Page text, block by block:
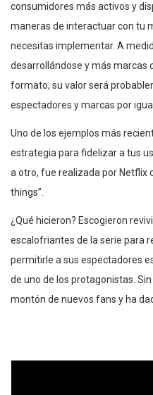
consumidores más activos y
maneras de interactuar con tu
necesitas implementar. A
desarrollándose y más marcas
formato, su valor será
espectadores y marcas por
Uno de los ejemplos más
estrategia para fidelizar a tus
a otro, fue realizada por Netflix
things”.
¿Qué hicieron? Escogieron
escalofriantes de la serie para
permitirle a sus espectadores
de uno de los protagonistas.
montón de nuevos fans y ha